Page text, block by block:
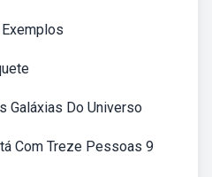
Galáxias Do Universo
Com Treze Pessoas 9